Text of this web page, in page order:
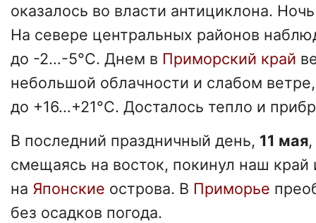
оказалось во власти антициклона.
На севере центральных районов
до -2…-5°C. Днем в Приморский край
небольшой облачности и слабом
до +16…+21°C. Досталось тепло и
В последний праздничный день, 11 мая
смещаясь на восток, покинул наш
на Японские острова. В Приморье
без осадков погода.